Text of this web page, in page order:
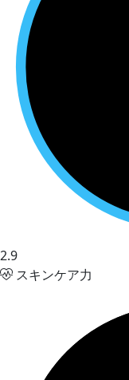
2.9
スキンケア力